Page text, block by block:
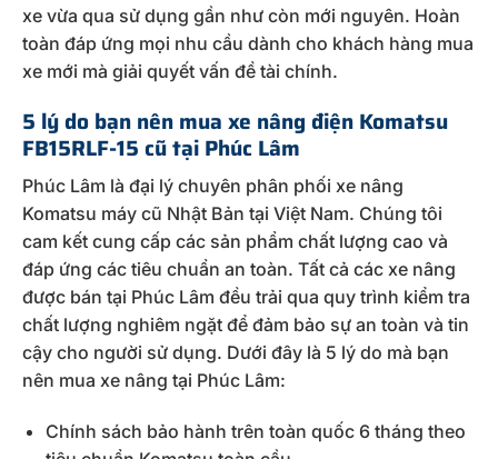
xe vừa qua sử dụng gần như còn mới nguyên. Hoàn
toàn đáp ứng mọi nhu cầu dành cho khách hàng mua
xe mới mà giải quyết vấn đề tài chính.
5 lý do bạn nên mua xe nâng điện Komatsu
FB15RLF-15 cũ tại Phúc Lâm
Phúc Lâm là đại lý chuyên phân phối xe nâng
Komatsu máy cũ Nhật Bản tại Việt Nam. Chúng tôi
cam kết cung cấp các sản phẩm chất lượng cao và
đáp ứng các tiêu chuẩn an toàn. Tất cả các xe nâng
được bán tại Phúc Lâm đều trải qua quy trình kiểm tra
chất lượng nghiêm ngặt để đảm bảo sự an toàn và tin
cậy cho người sử dụng. Dưới đây là 5 lý do mà bạn
nên mua xe nâng tại Phúc Lâm:
Chính sách bảo hành trên toàn quốc 6 tháng theo